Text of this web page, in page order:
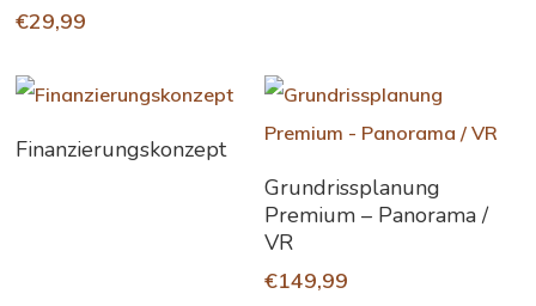
€29,99
Weiterlesen
Finanzierungskonzept
In Den Warenkorb
Grundrissplanung
Premium – Panorama /
VR
€149,99